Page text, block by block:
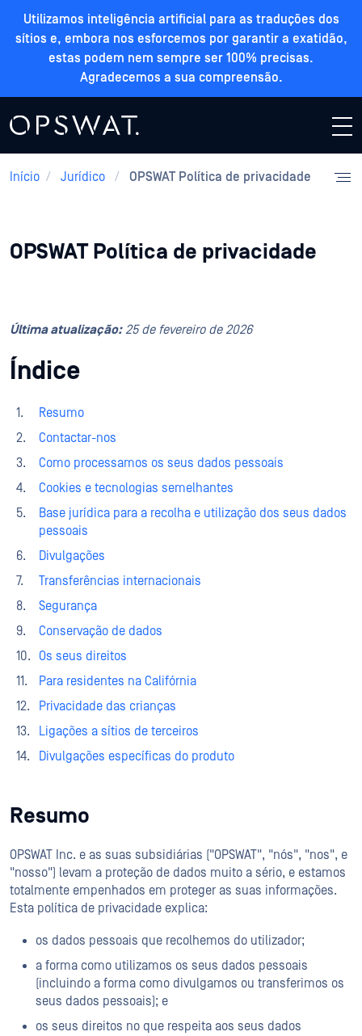
Utilizamos inteligência artificial para as traduções dos
sítios e, embora nos esforcemos por garantir a exatidão,
estas podem nem sempre ser 100% precisas.
Agradecemos a sua compreensão.
Início / Jurídico / OPSWAT Política de privacidade
OPSWAT Política de privacidade
Última atualização:25 de fevereiro de 2026
Índice
Resumo
Contactar-nos
Como processamos os seus dados pessoais
Cookies e tecnologias semelhantes
Base jurídica para a recolha e utilização dos seus dados
pessoais
Divulgações
Transferências internacionais
Segurança
Conservação de dados
Os seus direitos
Para residentes na Califórnia
Privacidade das crianças
Ligações a sítios de terceiros
Divulgações específicas do produto
Resumo
OPSWAT Inc. e as suas subsidiárias ("OPSWAT", "nós", "nos", e
"nosso") levam a proteção de dados muito a sério, e estamos
totalmente empenhados em proteger as suas informações.
Esta política de privacidade explica:
os dados pessoais que recolhemos do utilizador;
a forma como utilizamos os seus dados pessoais
(incluindo a forma como divulgamos ou transferimos os
seus dados pessoais); e
os seus direitos no que respeita aos seus dados